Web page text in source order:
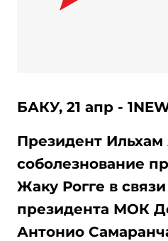
БАКУ, 21 апр -
Президент
соболезнование
Жаку Рогге в
президента МОК
Антонио